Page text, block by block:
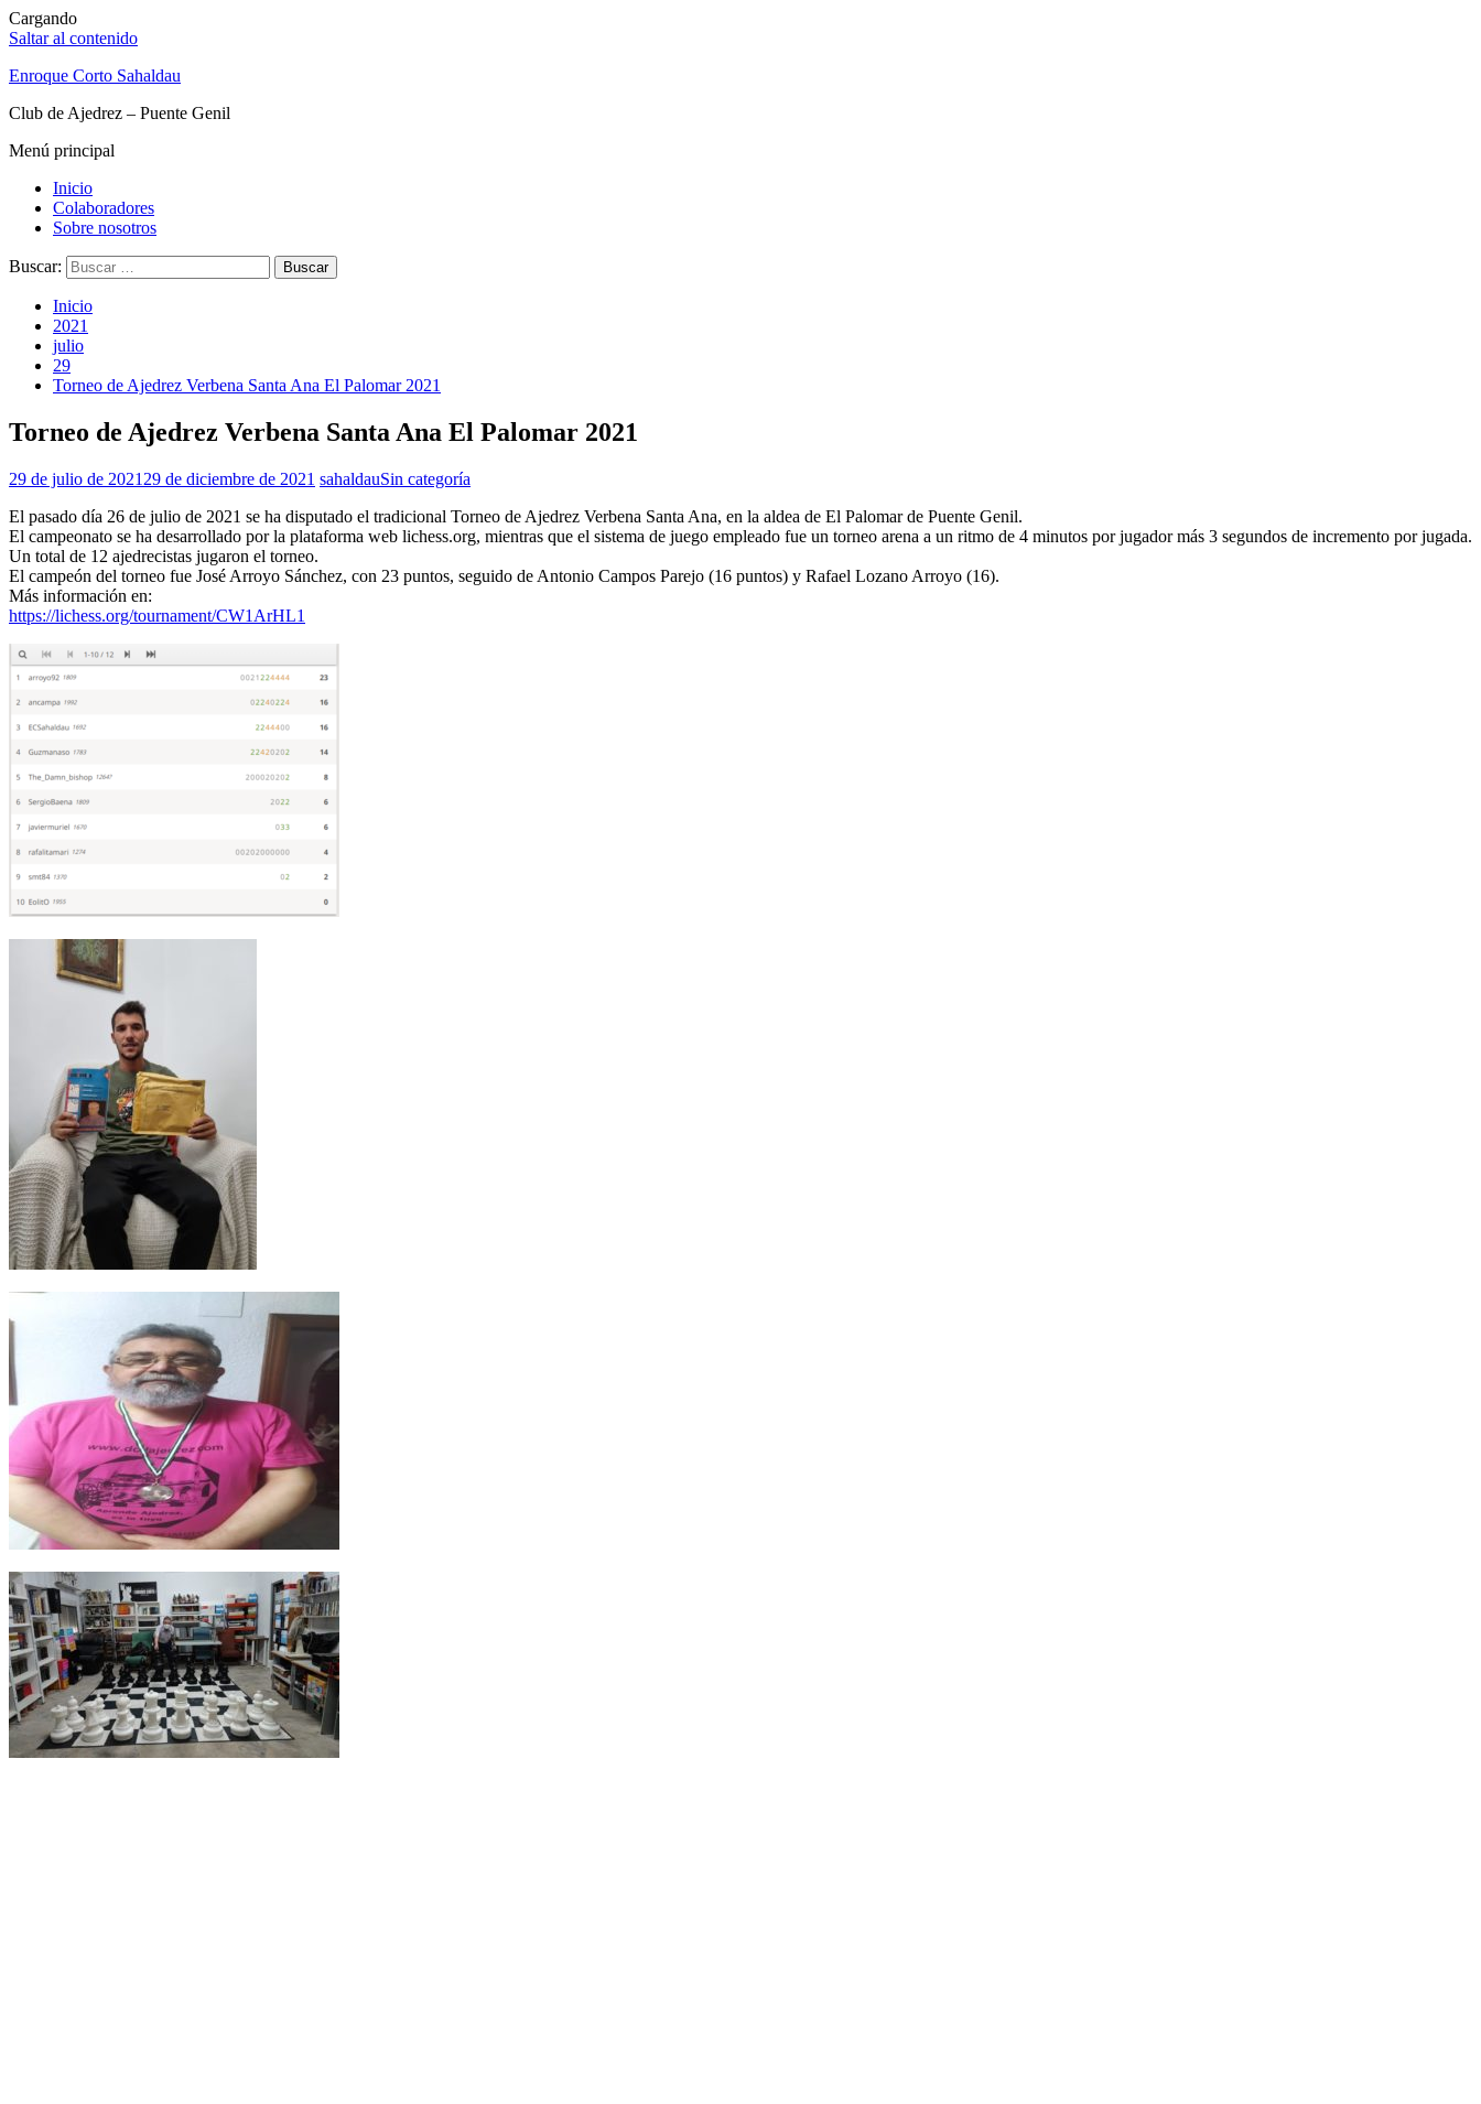
Cargando
Saltar al contenido
Enroque Corto Sahaldau
Club de Ajedrez – Puente Genil
Menú principal
Inicio
Colaboradores
Sobre nosotros
Buscar:
Inicio
2021
julio
29
Torneo de Ajedrez Verbena Santa Ana El Palomar 2021
Torneo de Ajedrez Verbena Santa Ana El Palomar 2021
29 de julio de 2021 29 de diciembre de 2021 sahaldauSin categoría
El pasado día 26 de julio de 2021 se ha disputado el tradicional Torneo de Ajedrez Verbena Santa Ana, en la aldea de El Palomar de Puente Genil.
El campeonato se ha desarrollado por la plataforma web lichess.org, mientras que el sistema de juego empleado fue un torneo arena a un ritmo de 4 minutos por jugador más 3 segundos de incremento por jugada.
Un total de 12 ajedrecistas jugaron el torneo.
El campeón del torneo fue José Arroyo Sánchez, con 23 puntos, seguido de Antonio Campos Parejo (16 puntos) y Rafael Lozano Arroyo (16).
Más información en:
https://lichess.org/tournament/CW1ArHL1